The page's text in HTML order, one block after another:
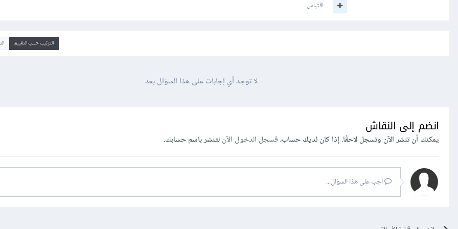
اقتباس
الترتيب حسب التقييم
لا توجد أي إجابات على هذا السؤال بعد
انضم إلى النقاش
يمكنك أن تنشر الآن وتسجل لاحقًا. إذا كان لديك حساب،فسجل الدخول الآنلتنشر باسم حسابك.
أجب على هذا السؤال...